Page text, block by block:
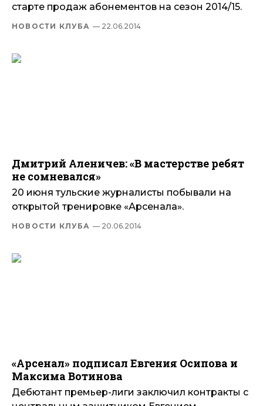
старте продаж абонементов на сезон 2014/15.
НОВОСТИ КЛУБА — 22.06.2014
Дмитрий Аленичев: «В мастерстве ребят
не сомневался»
20 июня тульские журналисты побывали на
открытой тренировке «Арсенала».
НОВОСТИ КЛУБА — 20.06.2014
«Арсенал» подписал Евгения Осипова и
Максима Вотинова
Дебютант премьер-лиги заключил контракты с